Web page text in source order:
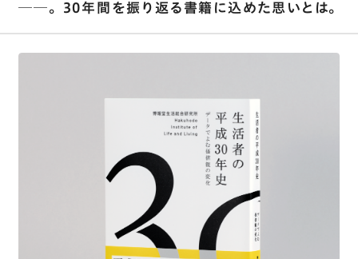
──。 30年間を振り返る書籍に込めた思いとは。